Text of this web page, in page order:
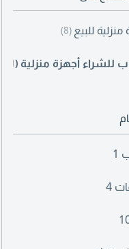
للبيع (8)
للشراء أجهزة منزلية (1)
1
4